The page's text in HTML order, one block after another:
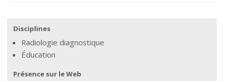
Disciplines
Radiologie diagnostique
Éducation
Présence sur le Web